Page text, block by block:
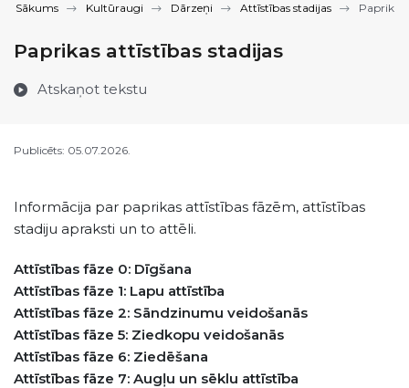
Sākums Kultūraugi Dārzeņi Attīstības stadijas Paprikas
Paprikas attīstības stadijas
Atskaņot tekstu
Publicēts: 05.07.2026.
Informācija par paprikas attīstības fāzēm, attīstības
stadiju apraksti un to attēli.
Attīstības fāze 0: Dīgšana
Attīstības fāze 1: Lapu attīstība
Attīstības fāze 2: Sāndzinumu veidošanās
Attīstības fāze 5: Ziedkopu veidošanās
Attīstības fāze 6: Ziedēšana
Attīstības fāze 7: Augļu un sēklu attīstība